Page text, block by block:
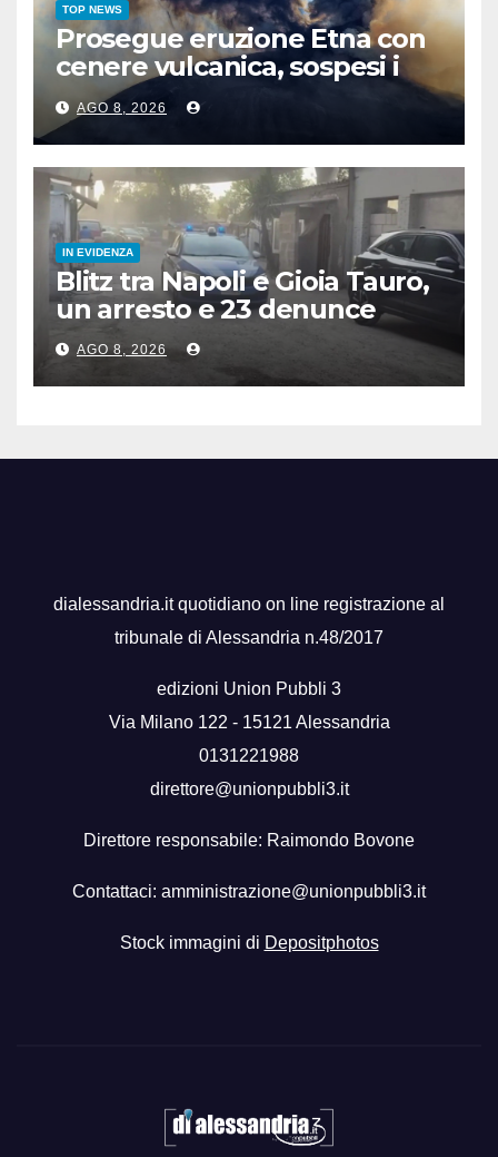
TOP NEWS
Prosegue eruzione Etna con
cenere vulcanica, sospesi i
voli in arrivo a Catania
AGO 8, 2026
IN EVIDENZA
Blitz tra Napoli e Gioia Tauro,
un arresto e 23 denunce
AGO 8, 2026
dialessandria.it quotidiano on line registrazione al
tribunale di Alessandria n.48/2017
edizioni Union Pubbli 3
Via Milano 122 - 15121 Alessandria
0131221988
direttore@unionpubbli3.it
Direttore responsabile: Raimondo Bovone
Contattaci: amministrazione@unionpubbli3.it
Stock immagini di Depositphotos